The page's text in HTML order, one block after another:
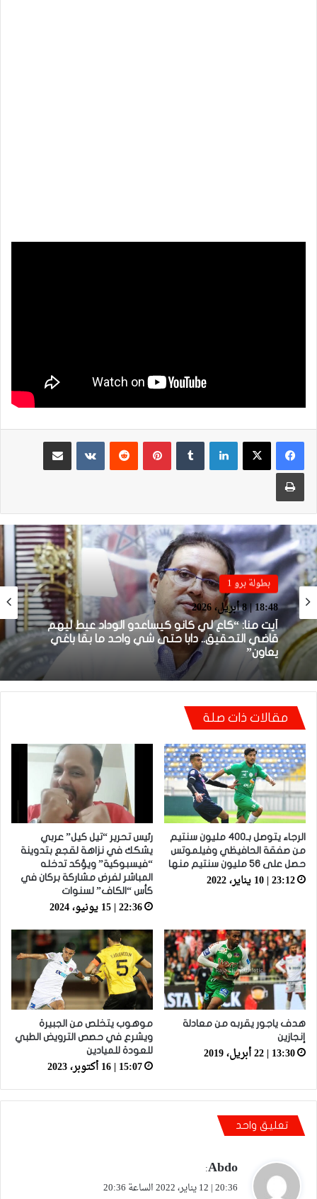
لينكدإن بينتيريست
مشاركة عبر البريد
طباعة
بطولة برو 1
18:48 | 8 أبريل، 2026
أيت منا: “كاع لي كانو كيساعدو الوداد عيط ليهم
قاضي التحقيق.. دابا حتى شي واحد ما بقا باغي
بطولة برو 1
22:23 | 6 أبريل، 2026
توالي النتائج السلبية يلاحق الوداد الرياضي بعد
تعادل جديد أمام الدفاع الحسني الجديدي
مقالات ذات صلة
الرجاء يتوصل بـ400 مليون سنتيم
من صفقة الحافيظي وفيلموتس
حصل على 56 مليون سنتيم منها
23:12 | 10 يناير، 2022
رئيس تحرير “تيل كيل” عربي
يشكك في نزاهة لقجع بتدوينة
“فيسبوكية” ويؤكد تدخله
المباشر لفرض مشاركة بركان في
كأس “الكاف” لسنوات
22:36 | 15 يونيو، 2024
هدف ياجور يقربه من معادلة
إنجازين
13:30 | 22 أبريل، 2019
موهوب يتخلص من الجبيرة
ويشرع في حصص الترويض الطبي
للعودة للميادين
15:07 | 16 أكتوبر، 2023
تعليق واحد
ي
ق
Abdo
:
20:36 | 12 يناير، 2022 الساعة 20:36